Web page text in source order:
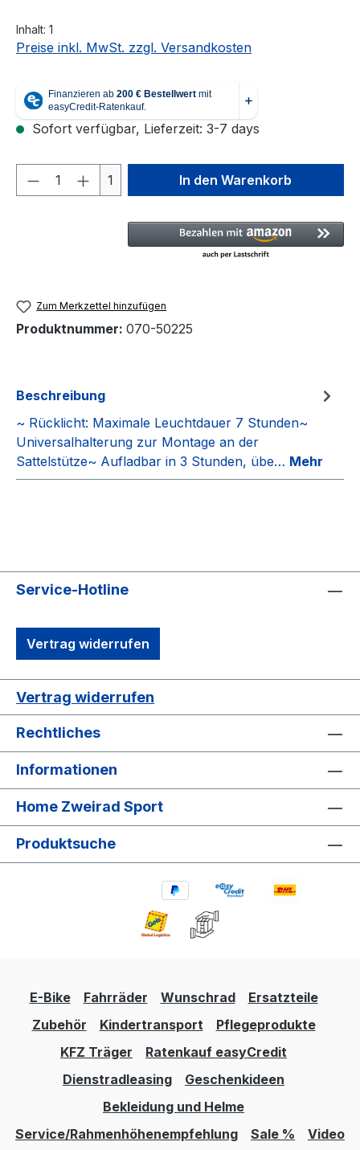
Inhalt: 1
Preise inkl. MwSt. zzgl. Versandkosten
Sofort verfügbar, Lieferzeit: 3-7 days
Produkt Anzahl: Gib den
1 In den Warenkorb
Zum Merkzettel hinzufügen
Produktnummer: 070-50225
Beschreibung
~ Rücklicht: Maximale Leuchtdauer 7 Stunden~
Universalhalterung zur Montage an der
Sattelstütze~ Aufladbar in 3 Stunden, übe… Mehr
Service-Hotline
Vertrag widerrufen
Vertrag widerrufen
Rechtliches
Informationen
Home Zweirad Sport
Produktsuche
E-Bike Fahrräder Wunschrad
Ersatzteile
Zubehör
Kindertransport
Pflegeprodukte
KFZ Träger
Ratenkauf easyCredit
Dienstradleasing
Geschenkideen
Bekleidung und Helme
Service/Rahmenhöhenempfehlung
Sale % Video